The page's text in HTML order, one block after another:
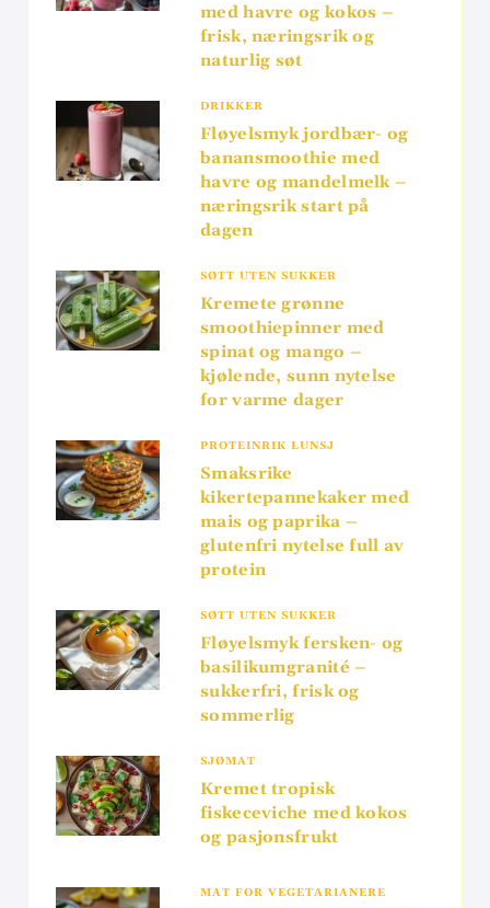
med havre og kokos –
frisk, næringsrik og
naturlig søt
DRIKKER
Fløyelsmyk jordbær- og
banansmoothie med
havre og mandelmelk –
næringsrik start på
dagen
SØTT UTEN SUKKER
Kremete grønne
smoothiepinner med
spinat og mango –
kjølende, sunn nytelse
for varme dager
PROTEINRIK LUNSJ
Smaksrike
kikertepannekaker med
mais og paprika –
glutenfri nytelse full av
protein
SØTT UTEN SUKKER
Fløyelsmyk fersken- og
basilikumgranité –
sukkerfri, frisk og
sommerlig
SJØMAT
Kremet tropisk
fiskeceviche med kokos
og pasjonsfrukt
MAT FOR VEGETARIANERE